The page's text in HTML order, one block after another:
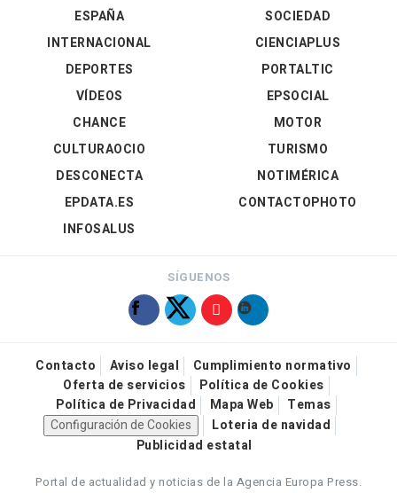
ESPAÑA
INTERNACIONAL
DEPORTES
VÍDEOS
SOCIEDAD
CIENCIAPLUS
PORTALTIC
EPSOCIAL
CHANCE
CULTURAOCIO
DESCONECTA
EPDATA.ES
INFOSALUS
MOTOR
TURISMO
NOTIMÉRICA
CONTACTOPHOTO
SÍGUENOS
Contacto Aviso legal
Cumplimiento normativo
Oferta de servicios
Política de Cookies
Política de Privacidad
Mapa Web
Temas
Configuración de Cookies
Loteria de navidad
Publicidad estatal
Portal de actualidad y noticias de la Agencia Europa Press.